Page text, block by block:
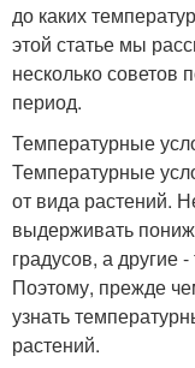
до каких
этой статье мы
несколько советов
период.
Температурные
Температурные
от вида растений.
выдерживать
градусов, а другие
Поэтому, прежде
узнать
растений.